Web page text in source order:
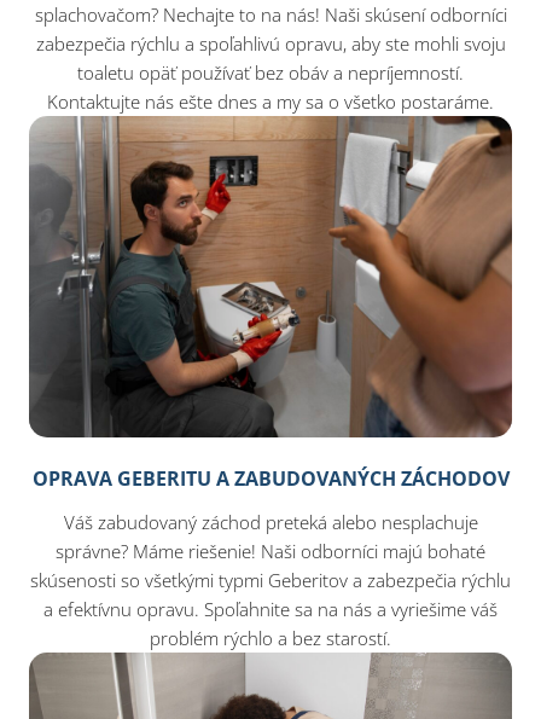
splachovačom? Nechajte to na nás! Naši skúsení odborníci
zabezpečia rýchlu a spoľahlivú opravu, aby ste mohli svoju
toaletu opäť používať bez obáv a nepríjemností.
Kontaktujte nás ešte dnes a my sa o všetko postaráme.
OPRAVA GEBERITU A ZABUDOVANÝCH ZÁCHODOV
Váš zabudovaný záchod preteká alebo nesplachuje
správne? Máme riešenie! Naši odborníci majú bohaté
skúsenosti so všetkými typmi Geberitov a zabezpečia rýchlu
a efektívnu opravu. Spoľahnite sa na nás a vyriešime váš
problém rýchlo a bez starostí.